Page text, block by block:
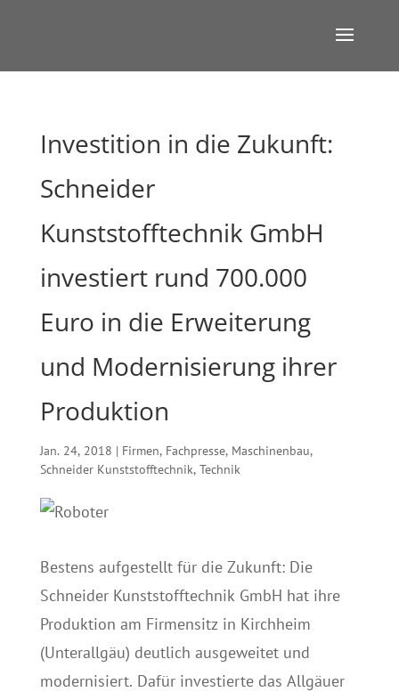
Investition in die Zukunft:
Schneider
Kunststofftechnik GmbH
investiert rund 700.000
Euro in die Erweiterung
und Modernisierung ihrer
Produktion
Jan. 24, 2018 | Firmen, Fachpresse, Maschinenbau,
Schneider Kunststofftechnik, Technik
Bestens aufgestellt für die Zukunft: Die
Schneider Kunststofftechnik GmbH hat ihre
Produktion am Firmensitz in Kirchheim
(Unterallgäu) deutlich ausgeweitet und
modernisiert. Dafür investierte das Allgäuer